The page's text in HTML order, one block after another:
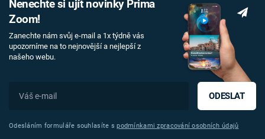
Nenechte si ujít novinky Prima
Zoom!
Zanechte nám svůj e-mail a 1x týdně vás
upozorníme na to nejnovější a nejlepší z
našeho webu.
ODESLAT
Odesláním formuláře souhlasíte spodmínkami zpracování osobních údajů